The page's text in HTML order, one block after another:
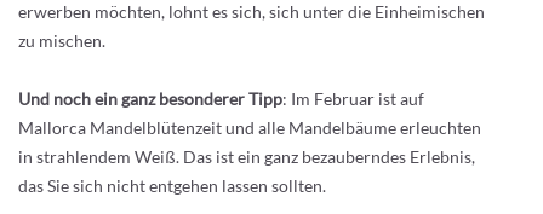
erwerben möchten, lohnt es sich, sich unter die Einheimischen
zu mischen.
Und noch ein ganz besonderer Tipp: Im Februar ist auf
Mallorca Mandelblütenzeit und alle Mandelbäume erleuchten
in strahlendem Weiß. Das ist ein ganz bezauberndes Erlebnis,
das Sie sich nicht entgehen lassen sollten.